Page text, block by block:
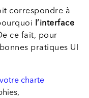
correspondre à
l’interface
ce fait, pour
pratiques UI
votre charte